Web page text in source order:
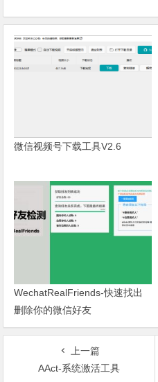
微信视频号下载工具V2.6
WechatRealFriends-快速找出
删除你的微信好友
上一篇
AAct-系统激活工具